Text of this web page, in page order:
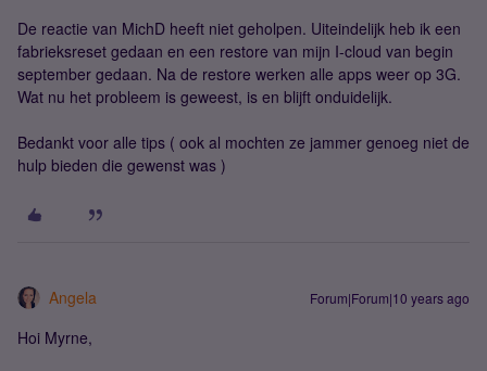
De reactie van MichD heeft niet geholpen. Uiteindelijk heb ik een
fabrieksreset gedaan en een restore van mijn I-cloud van begin
september gedaan. Na de restore werken alle apps weer op 3G.
Wat nu het probleem is geweest, is en blijft onduidelijk.
Bedankt voor alle tips ( ook al mochten ze jammer genoeg niet de
hulp bieden die gewenst was )
Angela Forum|Forum|10 years ago
Hoi Myrne,